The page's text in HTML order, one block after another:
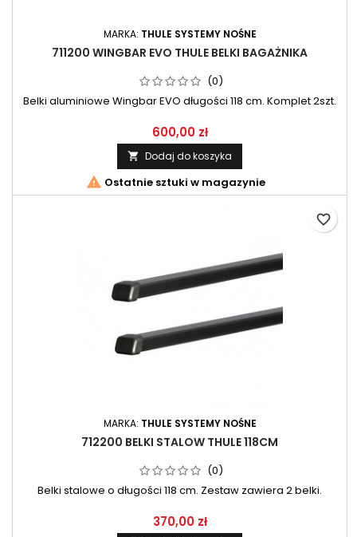
MARKA: THULE SYSTEMY NOŚNE
711200 WINGBAR EVO THULE BELKI BAGAŻNIKA
(0)
Belki aluminiowe Wingbar EVO długości 118 cm. Komplet 2szt.
600,00 zł
 Dodaj do koszyka
 Ostatnie sztuki w magazynie
MARKA: THULE SYSTEMY NOŚNE
712200 BELKI STALOW THULE 118CM
(0)
Belki stalowe o długości 118 cm. Zestaw zawiera 2 belki.
370,00 zł
favorite_border